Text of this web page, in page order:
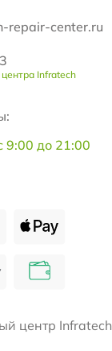
repair-center.ru
Infratech
9:00 до 21:00
центр Infratech